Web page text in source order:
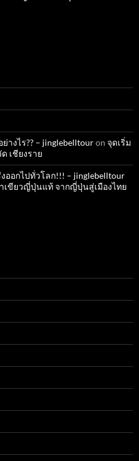
งไร?? – jinglebelltouron จุดเริ่ม
เชียงราย
อกไปทั่วโลก!!! – jinglebelltour
เขียวญี่ปุ่นแท้ จากญี่ปุ่นสู่เมืองไทย